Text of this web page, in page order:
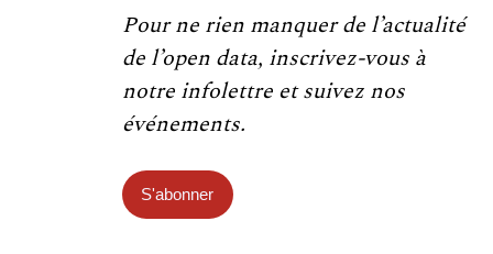
Pour ne rien manquer de l’actualité
de l’open data, inscrivez-vous à
notre infolettre et suivez nos
événements.
S'abonner